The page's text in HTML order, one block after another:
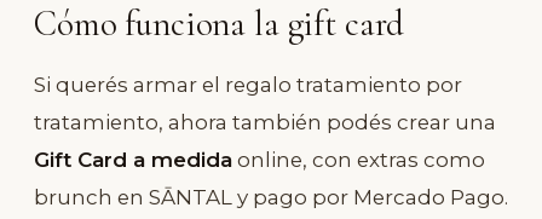
Cómo funciona la gift card
Si querés armar el regalo tratamiento por
tratamiento, ahora también podés crear una
Gift Card a medida online, con extras como
brunch en SĀNTAL y pago por Mercado Pago.